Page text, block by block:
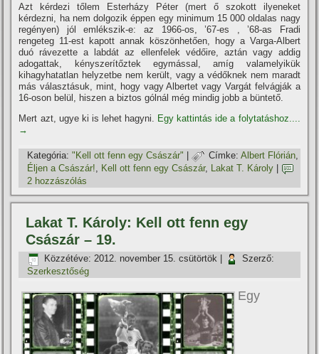
Azt kérdezi tőlem Esterházy Péter (mert ő szokott ilyeneket
kérdezni, ha nem dolgozik éppen egy minimum 15 000 oldalas nagy
regényen) jól emlékszik-e: az 1966-os, ’67-es , ’68-as Fradi
rengeteg 11-est kapott annak köszönhetően, hogy a Varga-Albert
duó rávezette a labdát az ellenfelek védőire, aztán vagy addig
adogattak, kényszerí­tőztek egymással, amí­g valamelyikük
kihagyhatatlan helyzetbe nem került, vagy a védőknek nem maradt
más választásuk, mint, hogy vagy Albertet vagy Vargát felvágják a
16-oson belül, hiszen a biztos gólnál még mindig jobb a büntető.
Mert azt, ugye ki is lehet hagyni. Egy kattintás ide a folytatáshoz....
→
Kategória: "Kell ott fenn egy Császár" | Címke: Albert Flórián,
Éljen a Császár!, Kell ott fenn egy Császár, Lakat T. Károly
2 hozzászólás
Lakat T. Károly: Kell ott fenn egy
Császár – 19.
Közzétéve: 2012. november 15. csütörtök
Szerző:
Szerkesztőség
Egy